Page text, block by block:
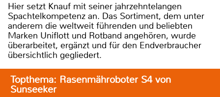
Hier setzt Knauf mit seiner jahrzehntelangen
Spachtelkompetenz an. Das Sortiment, dem unter
anderem die weltweit führenden und beliebten
Marken Uniflott und Rotband angehören, wurde
überarbeitet, ergänzt und für den Endverbraucher
übersichtlich gegliedert.
Topthema: Rasenmähroboter S4 von
Sunseeker